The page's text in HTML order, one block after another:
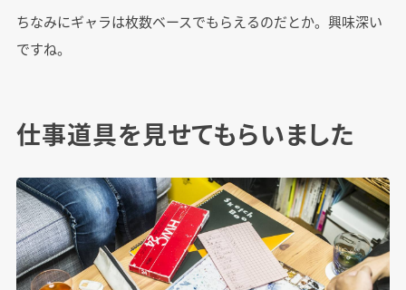
ちなみにギャラは枚数ベースでもらえるのだとか。興味深い
ですね。
仕事道具を見せてもらいました